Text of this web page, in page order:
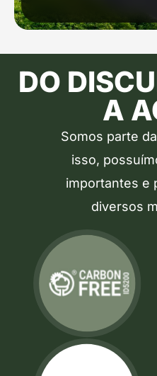
DO
A
Somos parte
isso,
importantes e
diversos